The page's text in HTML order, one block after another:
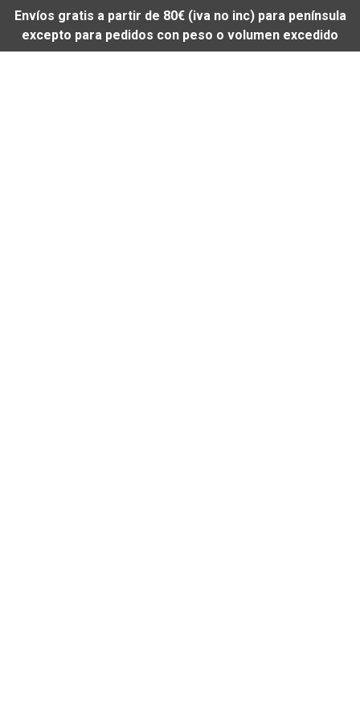
Envíos gratis a partir de 80€ (iva no inc) para península
excepto para pedidos con peso o volumen excedido